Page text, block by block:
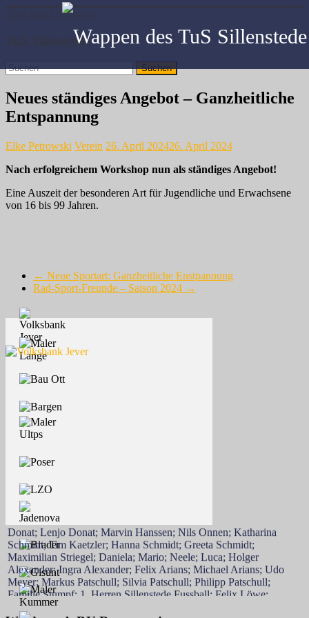
Zum Inhalt springen
TuS Sillenstede
Neues ständiges Angebot – Ganzheitliche
Entspannung
Elke Petrowski Verein 26. April 202426. April 2024
Nach erfolgreichem Workshop nun als ständiges Angebot!
Eine Auszeit der besonderen Art für Jugendliche und Erwachsene
von 16 bis 99 Jahren.
← Neue Sportart: Ganzheitliche Enstpannung
Rad-Sport-Freunde – Saison 2024 →
Henrik Altemoeller; TuS Doni; Nadine Donat; Jonas Donat; Silas
Donat; Lenjo Donat; Marvin Hanssen; Nils Onnen; Katharina
Schmidt; Tim Kaetzler; Hanna Schmidt; Greeta Schmidt;
Maximilian Striegel; Daniela; Mario; Neele; Luca; Holger
Alexander; Ingra Alexander; Felix Arians; Michael Arians; Udo
Meyer; Markus Patschull; Silvia Patschull; Philipp Patschull;
Familie Stumpf; 1. Herren Sillenstede Fussball; Felix Löwe;
Marvin Minßen; Marie Alexander-Wolken; Rainer Luff; Helga &
Harm Dierken; Manfred Haase; Annegret Haase; Romke Harms;